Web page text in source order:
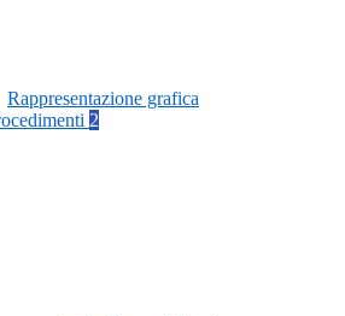
Rappresentazione grafica
2